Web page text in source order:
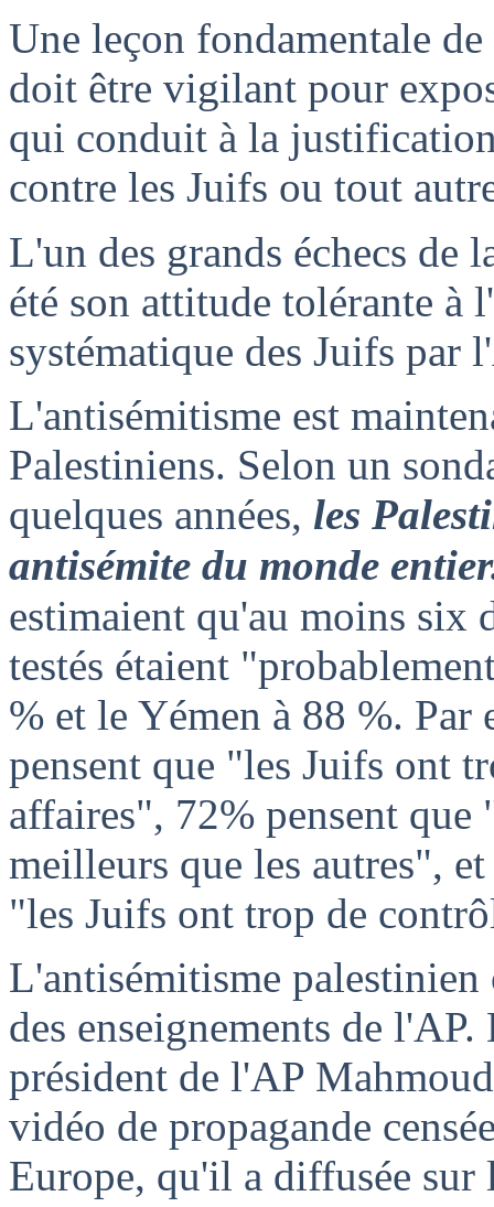
Une leçon fondamentale
doit être vigilant pour
qui conduit à la
contre les Juifs ou tout
L'un des grands échecs de
été son attitude tolérante à
systématique des Juifs
L'antisémitisme est
Palestiniens. Selon un
quelques années, les
antisémite du monde
estimaient qu'au moins six
testés étaient
% et le Yémen à 88 %. Par
pensent que "les Juifs ont
affaires", 72% pensent
meilleurs que les autres",
"les Juifs ont trop de
L'antisémitisme
des enseignements de
président de l'AP
vidéo de propagande
Europe, qu'il a diffusée